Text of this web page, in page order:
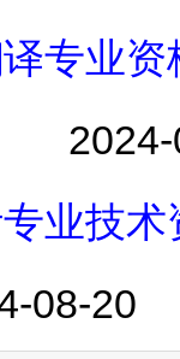
专业
业技
08-20